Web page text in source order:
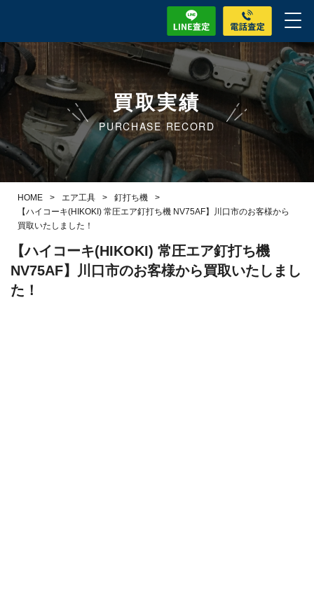
買取実績
PURCHASE RECORD
HOME > エア工具 > 釘打ち機
>
【ハイコーキ(HIKOKI) 常圧エア釘打ち機 NV75AF】川口市のお客様から
買取いたしました！
【ハイコーキ(HIKOKI) 常圧エア釘打ち機
NV75AF】川口市のお客様から買取いたしまし
た！